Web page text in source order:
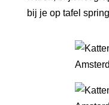
bij je op tafel